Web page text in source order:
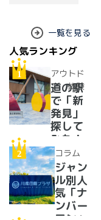
一覧を見る
人気ランキング
アウトド
ア・体験
道の駅
で「新
発見」
探して
みた！
イベン
トに巨
大グル
メ、ご
当地ス
イーツ
コラム
ジャン
ル別人
気「ナ
ンバー